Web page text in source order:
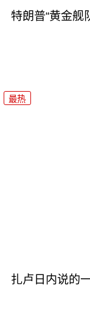
特朗普“黄金舰
最热
扎卢日内说的